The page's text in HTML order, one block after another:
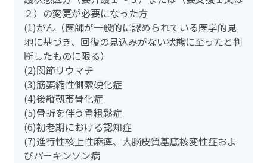
２）の変更が必要になった方
(1)がん（医師が一般的に認められている医学的見
地に基づき、回復の見込みがない状態に至ったと判
断したものに限る）
(2)関節リウマチ
(3)筋萎縮性側索硬化症
(4)後縦靱帯骨化症
(5)骨折を伴う骨粗鬆症
(6)初老期における認知症
(7)進行性核上性麻痺、大脳皮質基底核変性症およ
びパーキンソン病